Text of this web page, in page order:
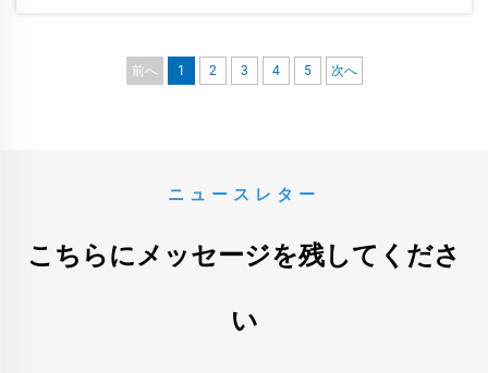
前へ 1 2 3 4 5 次へ
ニュースレター
こちらにメッセージを残してくださ
い